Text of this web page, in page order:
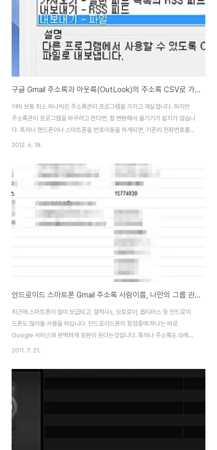
구글 Gmail 주소록과 아웃룩(OutLook)의 주소록 CSV로 가져오고, 내보내는 방법(스마트폰 전화번호부)
아마 보통 최소 하나씩은 주소록관리 프로그램을 가지고 계실껍니다. 하지만
주소록관리 프로그램을 바꾸려고 한다면, 참 변환해서 옮기기가 쉽지가 않습니
다. 특히나 핸드폰이나 스마트폰을 번호이동을 하게되면, 기존의 전화번호를
옮기기가 쉽지가 않습니다. 같은 제조사(삼성, LG, 모토롤라)로 기계를 바꾸는
다. 전화번호를 컨버터(변환)하는 방법은 다양한 방법이 있지만, 가장 보편적인
CSV파일로 자료를 옮기는 방법을 알려드리겠습니다. 찾아보시면 자신의 기종
에서 다른 기종으로 전화번호를 옮기는 앱이나 유틸이 있기는 할텐데, 아래의
방법은 일종의 수작업이지만, 한번 사용해보시면 앞으로 다른 기종으로 번호를
바꾸거나, 백업, 복원 등을 하실때 ..
2012. 6. 18.
안드로이드 스마트폰 Gmail 주소록 사람이름, 나만의 그룹 관리방법 노하우
최근에 스마트폰이 많이 보급되고, 갤럭시s, 모토로이, 옵티머스 등 안드로이
드폰도 많이들 사용을 하십니다. 안드로이드폰의 장점중에 하나는 바로
Google 서비스와 완벽하게 호환이 된다는것입니다. 특히나 주소록도 G메일
에 사용하는 주소록이 자동적으로 씽크가 되기 때문에 상당히 편리합니다. 다
폰에서는 위처럼 abcd가나다라 순으로 단순히 정렬이 되기 때문에 조금 불편
한 감이 있습니다. 뭐 마켓에서 다른 프로그램을 받아서 사용할수도 있지만, 기
니다. 구글 GMail 주소록과 아웃룩(MS OutLook)의 주소록 CSV로 가져오
고, 내보내기 아웃룩이나 다른 주소록을 ..
2011. 7. 21.